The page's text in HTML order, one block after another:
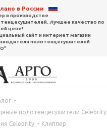
в России
в производстве
Лучшее качество по
цене!
сайт и интернет магазин
полотенцесушителей
-
полотенцесушители Celebrity
Сelebrity - Клиппер